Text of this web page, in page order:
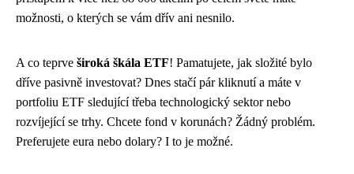
možnosti, o kterých se vám dřív ani nesnilo.
A co teprve široká škála ETF! Pamatujete, jak složité bylo
dříve pasivně investovat? Dnes stačí pár kliknutí a máte v
portfoliu ETF sledující třeba technologický sektor nebo
rozvíjející se trhy. Chcete fond v korunách? Žádný problém.
Preferujete eura nebo dolary? I to je možné.